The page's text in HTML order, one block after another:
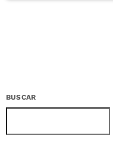
BUSCAR